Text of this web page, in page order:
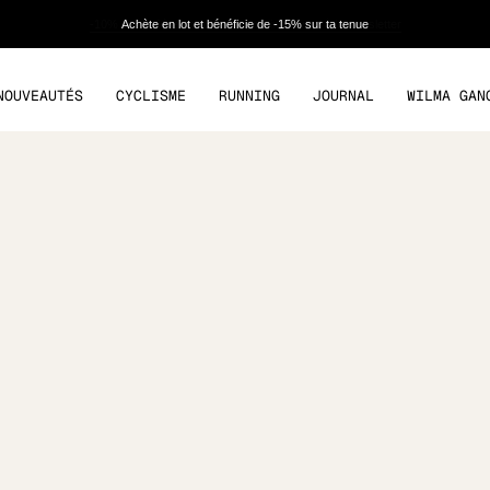
Achète en lot et bénéficie de -15% sur ta tenue
CYCLISME RUNNING JOURNAL WILMA